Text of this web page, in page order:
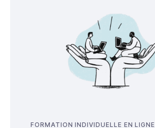
FORMATION INDIVIDUELLE EN LIGNE